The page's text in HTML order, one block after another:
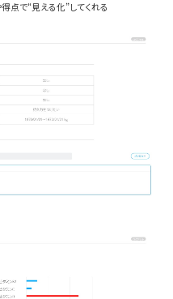
点で“見える化”してくれる